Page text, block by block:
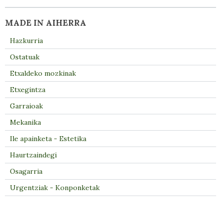
MADE IN AIHERRA
Hazkurria
Ostatuak
Etxaldeko mozkinak
Etxegintza
Garraioak
Mekanika
Ile apainketa - Estetika
Haurtzaindegi
Osagarria
Urgentziak - Konponketak